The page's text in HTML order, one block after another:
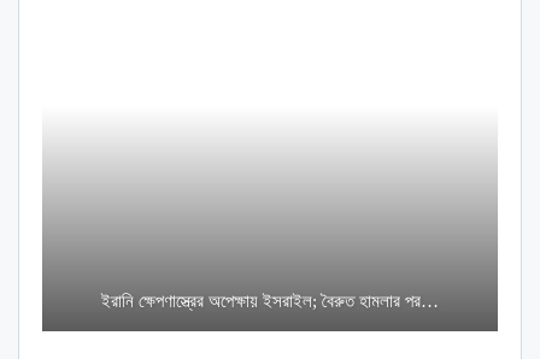
ইরানি ক্ষেপণাস্ত্রের অপেক্ষায় ইসরাইল; বৈরুত হামলার পর…